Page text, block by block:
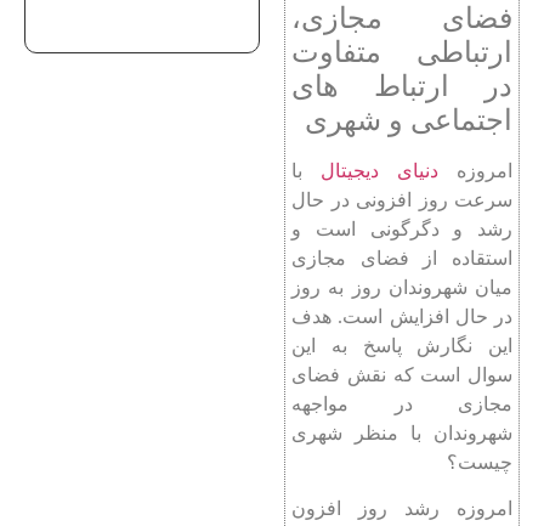
فضای مجازی،
ارتباطی متفاوت
در ارتباط های
اجتماعی و شهری
امروزه دنیای دیجیتال با
سرعت روز افزونی در حال
رشد و دگرگونی است و
استقاده از فضای مجازی
میان شهروندان روز به روز
در حال افزایش است. هدف
این نگارش پاسخ به این
سوال است که نقش فضای
مجازی در مواجهه
شهروندان با منظر شهری
چیست؟
امروزه رشد روز افزون